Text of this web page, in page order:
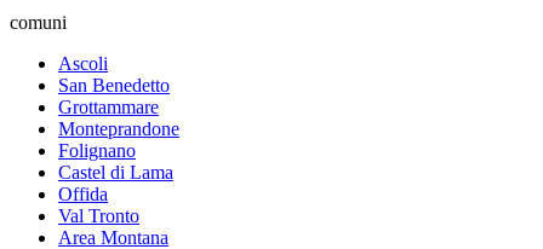
comuni
Ascoli
San Benedetto
Grottammare
Monteprandone
Folignano
Castel di Lama
Offida
Val Tronto
Area Montana